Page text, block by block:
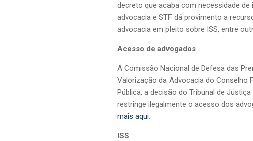
decreto que acaba com necessidade
advocacia e STF dá provimento a
advocacia em pleito sobre ISS, entre
Acesso de advogados
A Comissão Nacional de Defesa das
Valorização da Advocacia do Conselho
Pública, a decisão do Tribunal de
restringe ilegalmente o acesso dos
mais aqui.
ISS